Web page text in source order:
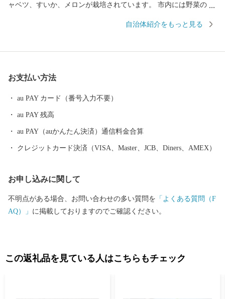
ャベツ、すいか、メロンが栽培されています。 市内には野菜の直
ますので、お買い物やお散歩もお楽しみいただけます。 また、食
ふるさと納税による寄附金控除はできますが、返礼品はお送りい
自治体紹介をもっと見る
お支払い方法
au PAY カード（番号入力不要）
au PAY 残高
au PAY（auかんたん決済）通信料金合算
クレジットカード決済（VISA、Master、JCB、Diners、AMEX）
お申し込みに関して
不明点がある場合、お問い合わせの多い質問を 「よくある質問（F
AQ）」 に掲載しておりますのでご確認ください。
この返礼品を見ている人はこちらもチェック